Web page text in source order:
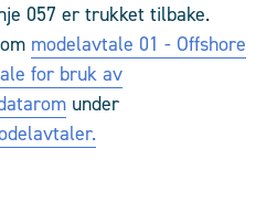
057 er trukket tilbake.
modelavtale 01 - Offshore
for bruk av
under